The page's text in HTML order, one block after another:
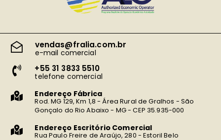
vendas@fralia.com.br
e-mail comercial
+55 31 3833 5510
telefone comercial
Endereço Fábrica
Rod. MG 129, Km 1,8 - Área Rural de Gralhos - São
Gonçalo do Rio Abaixo - MG - CEP 35.935-000
Endereço Escritório Comercial
Rua Paulo Freire de Araújo, 280 - Estoril Belo